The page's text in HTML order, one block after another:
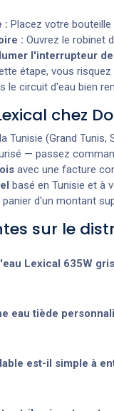
: Placez votre
: Ouvrez le robinet
l'interrupteur
étape, vous
le circuit d'eau bien
chez
Tunisie (Grand Tunis,
— passez
avec une facture
basé en Tunisie et à
d'un montant
sur le
Lexical 635W
eau tiède
est-il simple à